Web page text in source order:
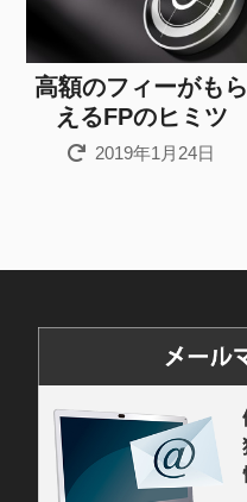
高額のフィーがもら
えるFPのヒミツ
2019年1月24日